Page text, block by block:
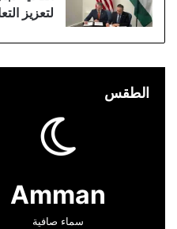
لتعزيز
الطقس
Amman
سماء صافية